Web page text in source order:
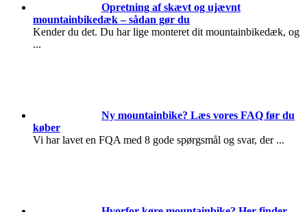
Opretning af skævt og ujævnt
mountainbikedæk – sådan gør du
Kender du det. Du har lige monteret dit mountainbikedæk, og
...
Ny mountainbike? Læs vores FAQ før du
køber
Vi har lavet en FQA med 8 gode spørgsmål og svar, der ...